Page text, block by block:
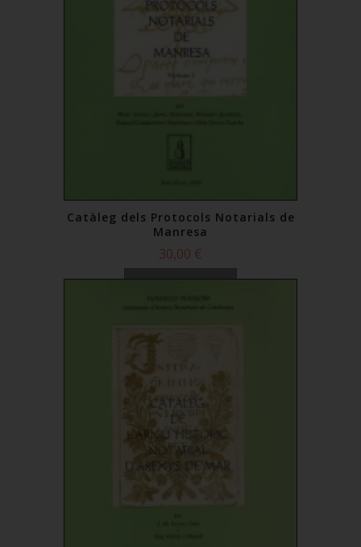
Catàleg dels Protocols Notarials de
Manresa
30,00 €
Comprar